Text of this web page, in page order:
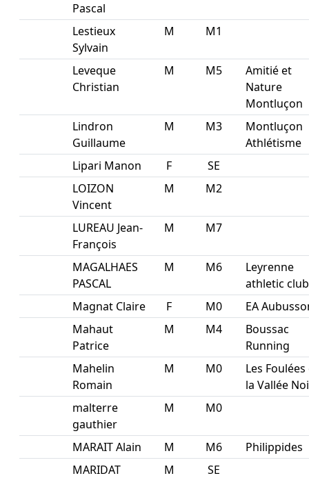
Pascal
Lestieux
Sylvain
M M1
Leveque
Christian
M M5
Amitié et
Nature
Montluçon
Lindron
Guillaume
M M3
Montluçon
Athlétisme
Lipari Manon
F
SE
LOIZON
Vincent
M M2
LUREAU Jean-
François
M M7
MAGALHAES
PASCAL
M M6
Leyrenne
athletic club
Magnat Claire
F M0
EA
Mahaut
Patrice
M M4
Boussac
Running
Mahelin
Romain
M M0
Les Foulées
la Vallée
malterre
gauthier
M M0
MARAIT Alain M M6
Philippides
MARIDAT
M SE